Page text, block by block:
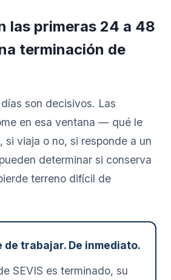
las primeras 24 a 48
terminación de
son decisivos. Las
en esa ventana — qué le
si viaja o no, si responde a un
determinar si conserva
terreno difícil de
de trabajar. De inmediato.
SEVIS es terminado, su